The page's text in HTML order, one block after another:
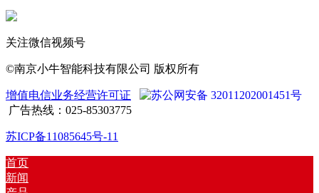
关注微信视频号
©南京小牛智能科技有限公司 版权所有
增值电信业务经营许可证
苏公网安备 32011202001451号
广告热线：025-85303775
苏ICP备11085645号-11
首页
新闻